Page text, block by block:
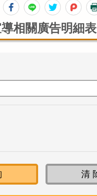
相關廣告明細表